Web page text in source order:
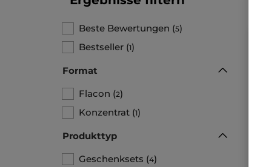
Beste Bewertungen (5)
Bestseller (1)
Format
Flacon (2)
Konzentrat (1)
Produkttyp
Geschenksets (4)